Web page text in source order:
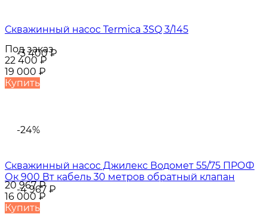
-3 400₽
Скважинный насос Termica 3SQ 3/145
Под заказ
22 400₽
19 000 ₽
Купить
-24%
-4 967 ₽
Скважинный насос Джилекс Водомет 55/75 ПРОФ
Ок 900 Вт кабель 30 метров обратный клапан
20 967₽
16 000₽
Купить